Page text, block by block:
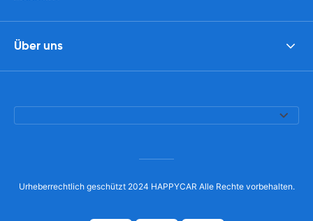
Über uns
Urheberrechtlich geschützt 2024 HAPPYCAR Alle Rechte vorbehalten.